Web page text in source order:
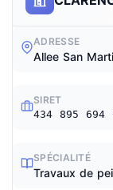
ADRESSE
Allee San
SIRET
434 895 694
SPÉCIALITÉ
Travaux de